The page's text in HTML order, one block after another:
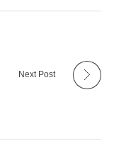
Next Post